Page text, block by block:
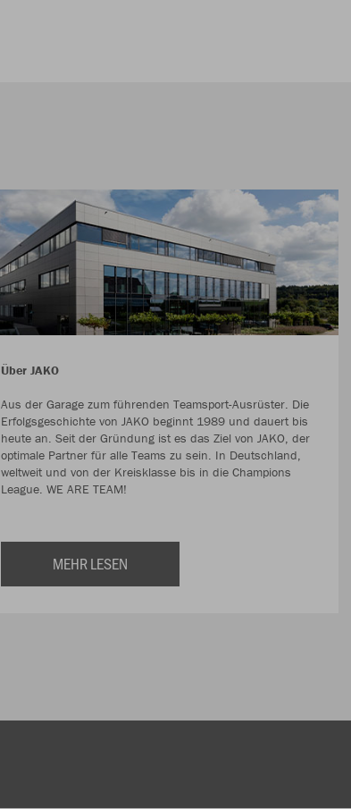
Über JAKO
Aus der Garage zum führenden Teamsport-Ausrüster. Die
Erfolgsgeschichte von JAKO beginnt 1989 und dauert bis
heute an. Seit der Gründung ist es das Ziel von JAKO, der
optimale Partner für alle Teams zu sein. In Deutschland,
weltweit und von der Kreisklasse bis in die Champions
League. WE ARE TEAM!
MEHR LESEN